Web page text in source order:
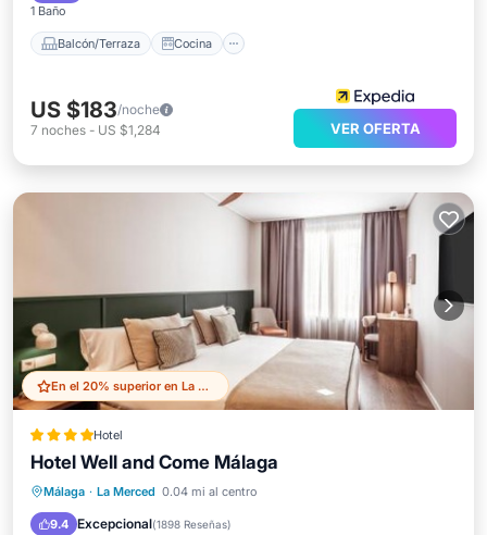
1 Baño
Balcón/Terraza Cocina
US $183/noche
7 noches - US $1,284 VER OFERTA
En el 20% superior en La Merced
Hotel
Hotel Well and Come Málaga
Málaga · La Merced 0.04 mi al centro
9.4 Excepcional(1898 Reseñas)
Frente al mar Piscina
Vista al mar